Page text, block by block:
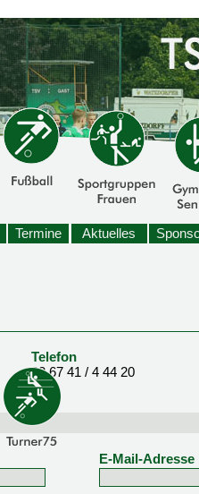
Termine Aktuelles
Telefon
03 67 41 / 4 44 20
E-Mail-Adresse